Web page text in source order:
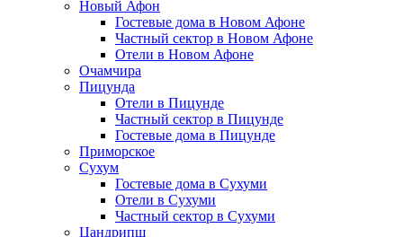
Новый Афон
Гостевые дома в Новом Афоне
Частный сектор в Новом Афоне
Отели в Новом Афоне
Очамчира
Пицунда
Отели в Пицунде
Частный сектор в Пицунде
Гостевые дома в Пицунде
Приморское
Сухум
Гостевые дома в Сухуми
Отели в Сухуми
Частный сектор в Сухуми
Цандрипш